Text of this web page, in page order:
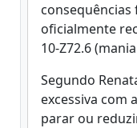
oficialmente
10-Z72.6
Segundo
excessiva com
parar ou